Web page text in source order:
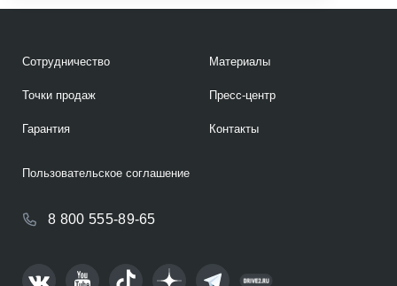
Сотрудничество
Точки продаж
Гарантия
Материалы
Пресс-центр
Контакты
8 800 555-89-65
Пользовательское соглашение